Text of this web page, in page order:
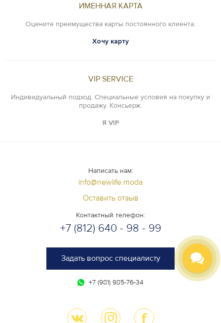
ИМЕННАЯ КАРТА
Оцените преимущества карты постоянного клиента.
Хочу карту
VIP SERVICE
Индивидуальный подход. Специальные условия на покупку и
продажу. Консьерж.
Я VIP
Написать нам:
info@newlife.moda
Оставить отзыв
Контактный телефон:
+7 (812) 640 - 98 - 99
Задать вопрос специалисту
+7 (981) 985-76-34